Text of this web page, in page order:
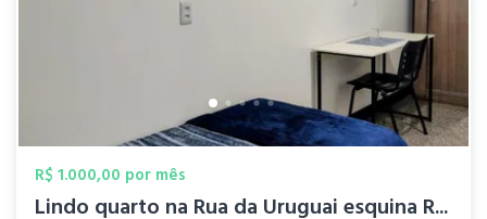
R$ 1.000,00 por mês
Lindo quarto na Rua da Uruguai esquina R...